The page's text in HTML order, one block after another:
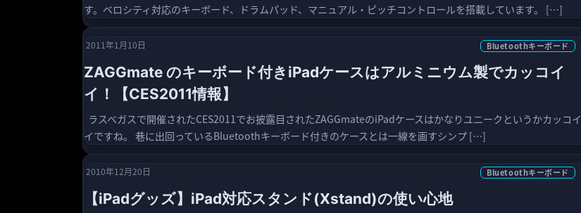
す。ベロシティ対応のキーボード、ドラムパッド、マニュアル・ピッチコントロールを搭載しています。 […]
2011年1月10日 Bluetoothキーボード
ZAGGmate のキーボード付きiPadケースはアルミニウム製でカッコイ
イ！【CES2011情報】
ラスベガスで開催されたCES2011でお披露目されたZAGGmateのiPadケースはかなりユニークというかカッコイ
イですね。 巷に出回っているBluetoothキーボード付きのケースとは一線を画すシンプ […]
2010年12月20日 Bluetoothキーボード
【iPadグッズ】iPad対応スタンド(Xstand)の使い心地